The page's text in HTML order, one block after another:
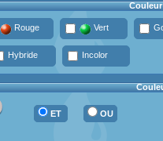
Rouge Vert
Hybride Incolor
ET OU